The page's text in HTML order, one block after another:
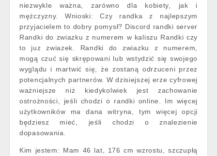
niezwykle ważna, zarówno dla kobiety, jak i
mężczyzny. Wnioski: Czy randka z najlepszym
przyjacielem to dobry pomysł? Discord randki server
Randki do zwiazku z numerem w kaliszu Randki czy
to juz zwiazek. Randki do zwiazku z numerem,
mogą czuć się skrępowani lub wstydzić się swojego
wyglądu i martwić się, że zostaną odrzuceni przez
potencjalnych partnerów. W dzisiejszej erze cyfrowej
ważniejsze niż kiedykolwiek jest zachowanie
ostrożności, jeśli chodzi o randki online. Im więcej
użytkowników ma dana witryna, tym więcej opcji
będziesz mieć, jeśli chodzi o znalezienie
dopasowania.
Kim jestem: Mam 46 lat, 176 cm wzrostu, szczupłą